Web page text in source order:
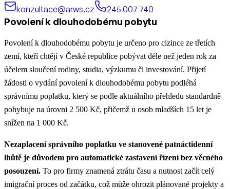
konzultace@arws.cz
245 007 740
Povolení k dlouhodobému pobytu
Povolení k dlouhodobému pobytu je určeno pro cizince ze třetích
zemí, kteří chtějí v České republice pobývat déle než jeden rok za
účelem sloučení rodiny, studia, výzkumu či investování. Přijetí
žádosti o vydání povolení k dlouhodobému pobytu podléhá
správnímu poplatku, který se podle aktuálního přehledu standardně
pohybuje na úrovni 2 500 Kč, přičemž u osob mladších 15 let je
snížen na 1 000 Kč.
Nezaplacení správního poplatku ve stanovené patnáctidenní
lhůtě je důvodem pro automatické zastavení řízení bez věcného
posouzení. To pro firmy znamená ztrátu času a nutnost začít celý
imigrační proces od začátku, což může ohrozit plánované projekty a